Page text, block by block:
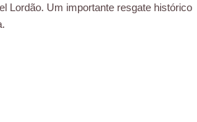
Lordão. Um importante resgate histórico